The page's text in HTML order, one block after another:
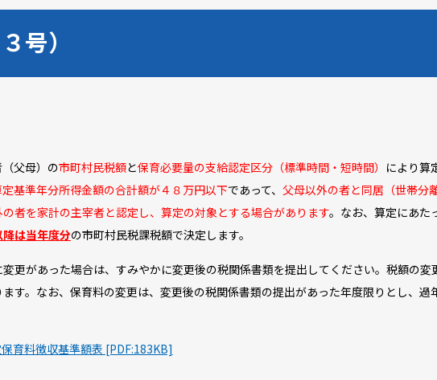
号）
父母）の市町村民税額と保育必要量の支給認定区分（標準時間・短時間） により算
基準年分所得金額の合計額が４８万円以下であって、 父母以外の者と同居（世帯分
者を家計の主宰者と認定し、算定の対象とする場合があります。なお、算定にあた
は当年度分の市町村民税課税額で決定します。
更があった場合は、すみやかに変更後の税関係書類を提出してください。税額の変
す。なお、保育料の変更は、変更後の税関係書類の提出があった年度限りとし、過
育料徴収基準額表 [PDF:183KB]